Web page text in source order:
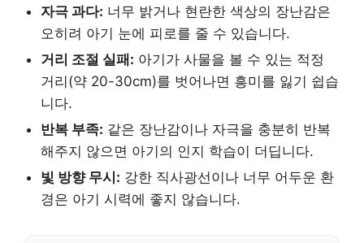
자극 과다: 너무 밝거나 현란한 색상의 장난감은
오히려 아기 눈에 피로를 줄 수 있습니다.
거리 조절 실패: 아기가 사물을 볼 수 있는 적정
거리(약 20-30cm)를 벗어나면 흥미를 잃기 쉽습
니다.
반복 부족: 같은 장난감이나 자극을 충분히 반복
해주지 않으면 아기의 인지 학습이 더딥니다.
빛 방향 무시: 강한 직사광선이나 너무 어두운 환
경은 아기 시력에 좋지 않습니다.